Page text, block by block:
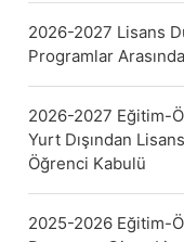
2026-2027 Lisans
Programlar
2026-2027 Eğitim-
Yurt Dışından
Öğrenci Kabulü
2025-2026 Eğitim-